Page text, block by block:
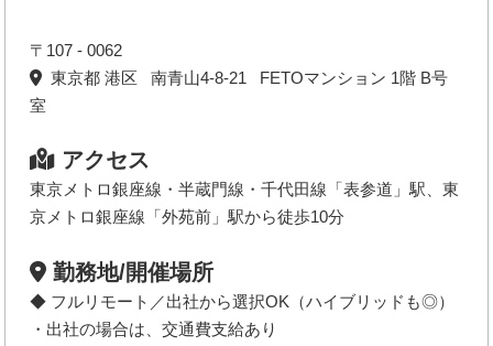
〒107 - 0062
東京都 港区 南青山4-8-21 FETOマンション 1階 B号
室
アクセス
東京メトロ銀座線・半蔵門線・千代田線「表参道」駅、東
京メトロ銀座線「外苑前」駅から徒歩10分
勤務地/開催場所
◆ フルリモート／出社から選択OK（ハイブリッドも◎）
・出社の場合は、交通費支給あり